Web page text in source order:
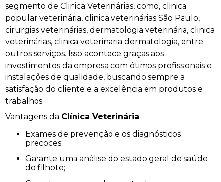
segmento de Clinica Veterinárias, como, clinica
popular veterinária, clinica veterinárias São Paulo,
cirurgias veterinárias, dermatologia veterinária, clinica
veterinárias, clinica veterinaria dermatologia, entre
outros serviços. Isso acontece graças aos
investimentos da empresa com ótimos profissionais e
instalações de qualidade, buscando sempre a
satisfação do cliente e a excelência em produtos e
trabalhos.
Vantagens da Clínica Veterinária:
Exames de prevenção e os diagnósticos
precoces;
Garante uma análise do estado geral de saúde
do filhote;